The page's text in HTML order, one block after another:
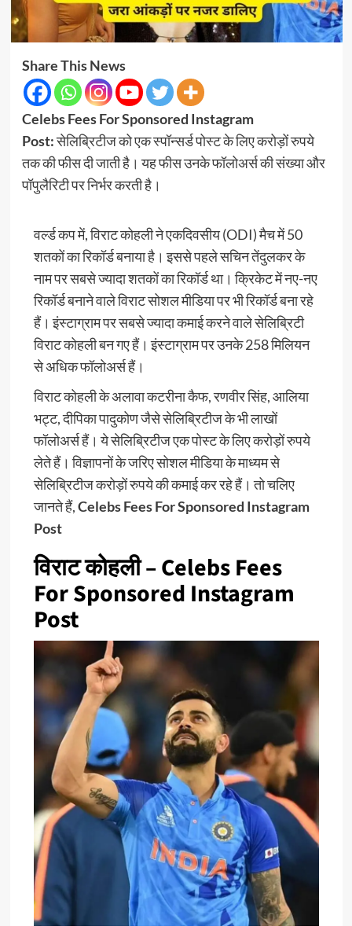
Share This News
Celebs Fees For Sponsored Instagram
Post:सेलिब्रिटीज को एक स्पॉन्सर्ड पोस्ट के लिए करोड़ों रुपये
तक की फीस दी जाती है। यह फीस उनके फॉलोअर्स की संख्या और
पॉपुलैरिटी पर निर्भर करती है।
वर्ल्ड कप में, विराट कोहली ने एकदिवसीय (ODI) मैच में 50
शतकों का रिकॉर्ड बनाया है। इससे पहले सचिन तेंदुलकर के
नाम पर सबसे ज्यादा शतकों का रिकॉर्ड था। क्रिकेट में नए-नए
रिकॉर्ड बनाने वाले विराट सोशल मीडिया पर भी रिकॉर्ड बना रहे
हैं। इंस्टाग्राम पर सबसे ज्यादा कमाई करने वाले सेलिब्रिटी
विराट कोहली बन गए हैं। इंस्टाग्राम पर उनके 258 मिलियन
से अधिक फॉलोअर्स हैं।
विराट कोहली के अलावा कटरीना कैफ, रणवीर सिंह, आलिया
भट्ट, दीपिका पादुकोण जैसे सेलिब्रिटीज के भी लाखों
फॉलोअर्स हैं। ये सेलिब्रिटीज एक पोस्ट के लिए करोड़ों रुपये
लेते हैं। विज्ञापनों के जरिए सोशल मीडिया के माध्यम से
सेलिब्रिटीज करोड़ों रुपये की कमाई कर रहे हैं। तो चलिए
जानते हैं,Celebs Fees For Sponsored Instagram
Post
विराट कोहली – Celebs Fees
For Sponsored Instagram
Post